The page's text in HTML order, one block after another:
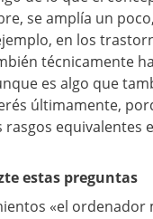
se amplía un
en los
técnicamente
es algo que
últimamente,
rasgos equivalentes
estas preguntas
«el ordenador